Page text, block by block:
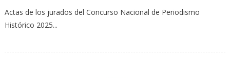
Actas de los jurados del Concurso Nacional de Periodismo
Histórico 2025...